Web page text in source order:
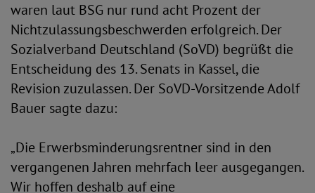
waren laut BSG nur rund acht Prozent der
Nichtzulassungsbeschwerden erfolgreich. Der
Sozialverband Deutschland (SoVD) begrüßt die
Entscheidung des 13. Senats in Kassel, die
Revision zuzulassen. Der SoVD-Vorsitzende Adolf
Bauer sagte dazu:
„Die Erwerbsminderungsrentner sind in den
vergangenen Jahren mehrfach leer ausgegangen.
Wir hoffen deshalb auf eine